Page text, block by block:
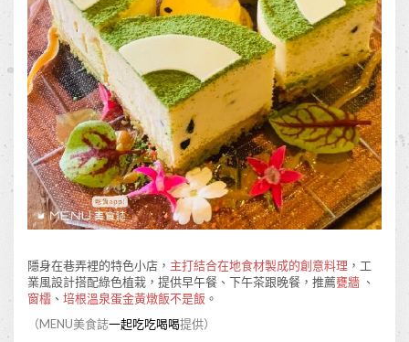
隱身在巷弄裡的特色小店， 主打結合在地食材製成的創意料理 ，工
業風設計搭配綠色植栽，提供早午餐、下午茶跟晚餐，推薦甕牆 、
窗櫺 、 培根溫泉蛋金黃燉飯不是飯 。
（MENU美食誌一起吃吃喝喝提供）